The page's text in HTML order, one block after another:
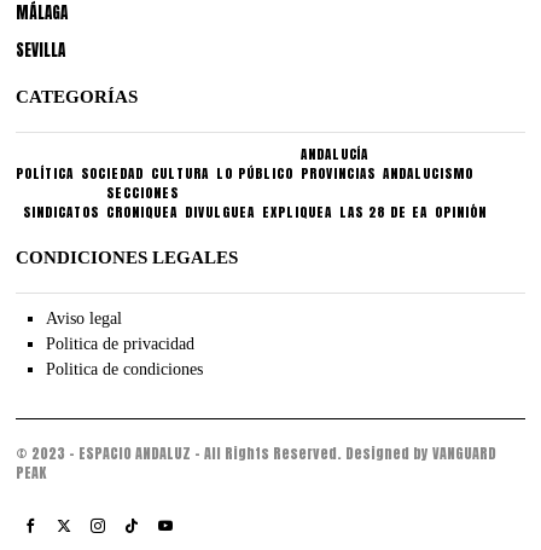
MÁLAGA
SEVILLA
CATEGORÍAS
POLÍTICA SOCIEDAD CULTURA LO PÚBLICO
ANDALUCÍA
PROVINCIAS ANDALUCISMO
SINDICATOS
SECCIONES
CRONIQUEA DIVULGUEA EXPLIQUEA LAS 28 DE EA OPINIÓN
CONDICIONES LEGALES
Aviso legal
Politica de privacidad
Politica de condiciones
© 2023 - ESPACIO ANDALUZ - All Rights Reserved. Designed by VANGUARD
PEAK